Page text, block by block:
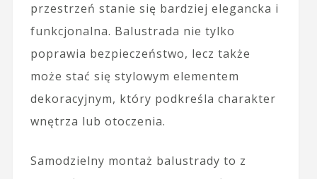
przestrzeń stanie się bardziej elegancka i
funkcjonalna. Balustrada nie tylko
poprawia bezpieczeństwo, lecz także
może stać się stylowym elementem
dekoracyjnym, który podkreśla charakter
wnętrza lub otoczenia.
Samodzielny montaż balustrady to z